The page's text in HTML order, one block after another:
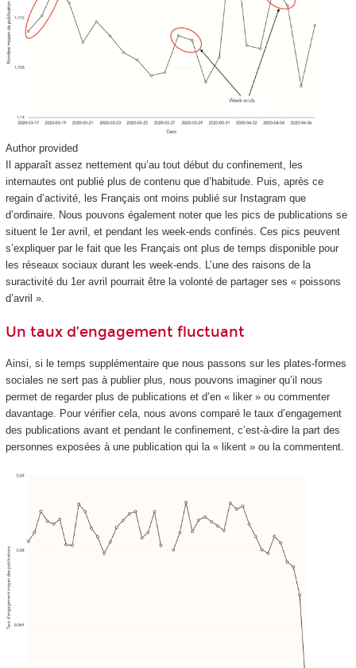
Author provided
Il apparaît assez nettement qu’au tout début du confinement, les
internautes ont publié plus de contenu que d’habitude. Puis, après ce
regain d’activité, les Français ont moins publié sur Instagram que
d’ordinaire. Nous pouvons également noter que les pics de publications se
situent le 1 eravril, et pendant les week-ends confinés. Ces pics peuvent
s’expliquer par le fait que les Français ont plus de temps disponible pour
les réseaux sociaux durant les week-ends. L’une des raisons de la
suractivité du 1 eravril pourrait être la volonté de partager ses « poissons
d’avril ».
Un taux d’engagement fluctuant
Ainsi, si le temps supplémentaire que nous passons sur les plates-formes
sociales ne sert pas à publier plus, nous pouvons imaginer qu’il nous
permet de regarder plus de publications et d’en « liker » ou commenter
davantage. Pour vérifier cela, nous avons comparé le taux d’engagement
des publications avant et pendant le confinement, c’est-à-dire la part des
personnes exposées à une publication qui la « likent » ou la commentent.